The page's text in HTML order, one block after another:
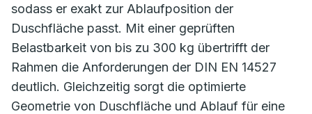
sodass er exakt zur Ablaufposition der
Duschfläche passt. Mit einer geprüften
Belastbarkeit von bis zu 300 kg übertrifft der
Rahmen die Anforderungen der DIN EN 14527
deutlich. Gleichzeitig sorgt die optimierte
Geometrie von Duschfläche und Ablauf für eine